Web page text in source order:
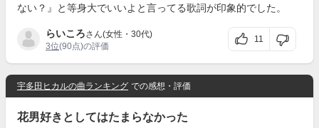
ない？』と等身大でいいよと言ってる歌詞が印象的でした。
らいころさん(女性・30代)
3位(90点)の評価
11
宇多田ヒカルの曲ランキング での感想・評価
花男好きとしてはたまらなかった